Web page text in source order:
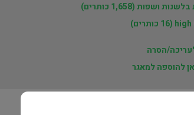
ושפות (1,658 כותרים)
הסרה
להוספה למאגר